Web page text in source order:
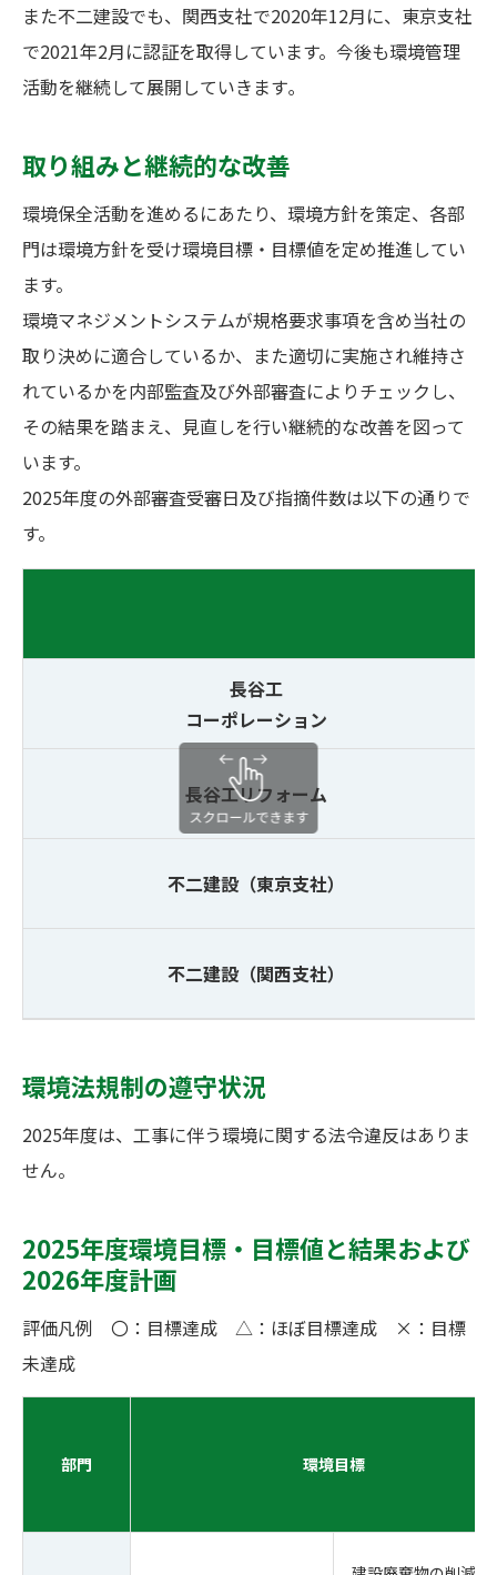
また不二建設でも、関西支社で2020年12月に、東京支社
で2021年2月に認証を取得しています。今後も環境管理
活動を継続して展開していきます｡
取り組みと継続的な改善
環境保全活動を進めるにあたり、環境方針を策定、各部
門は環境方針を受け環境目標・目標値を定め推進してい
ます。
環境マネジメントシステムが規格要求事項を含め当社の
取り決めに適合しているか、また適切に実施され維持さ
れているかを内部監査及び外部審査によりチェックし、
その結果を踏まえ、見直しを行い継続的な改善を図って
います。
2025年度の外部審査受審日及び指摘件数は以下の通りで
す。
長谷工
コーポレーション
長谷工リフォーム
不二建設（東京支社）
不二建設（関西支社）
環境法規制の遵守状況
2025年度は、工事に伴う環境に関する法令違反はありま
せん。
2025年度環境⽬標‧目標値と結果および
2026年度計画
評価凡例 〇：目標達成 △：ほぼ目標達成 ×：目標
未達成
部門 環境目標